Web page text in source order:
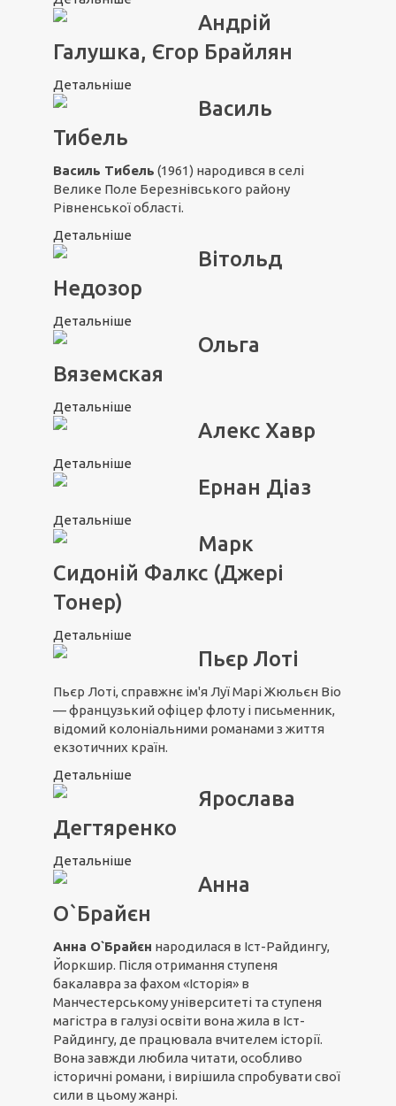
Андрій
Галушка, Єгор Брайлян
Детальніше
Василь
Тибель
Василь Тибель (1961) народився в селі
Велике Поле Березнівського району
Рівненської області.
Детальніше
Вітольд
Недозор
Детальніше
Ольга
Вяземская
Детальніше
Алекс Хавр
Детальніше
Ернан Діаз
Детальніше
Марк
Сидоній Фалкс (Джері
Тонер)
Детальніше
Пьєр Лоті
Пьєр Лоті, справжнє ім'я Луї Марі Жюльєн Віо
— французький офіцер флоту і письменник,
відомий колоніальними романами з життя
екзотичних країн.
Детальніше
Ярослава
Дегтяренко
Детальніше
Анна
О`Брайєн
Анна О`Брайєн народилася в Іст-Райдингу,
Йоркшир. Після отримання ступеня
бакалавра за фахом «Історія» в
Манчестерському університеті та ступеня
магістра в галузі освіти вона жила в Іст-
Райдингу, де працювала вчителем історії.
Вона завжди любила читати, особливо
історичні романи, і вирішила спробувати свої
сили в цьому жанрі.